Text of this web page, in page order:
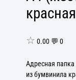
красная
☆ 0.00 💬 0
Адресная
из бумвинила